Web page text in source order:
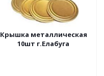
Крышка металлическая
10шт г.Елабуга